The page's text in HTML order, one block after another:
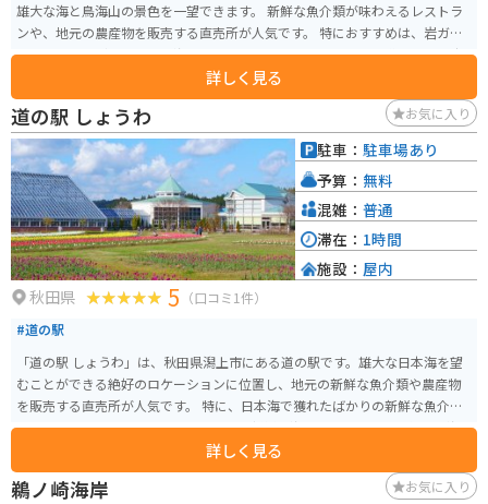
雄大な海と鳥海山の景色を一望できます。 新鮮な魚介類が味わえるレストラ
ンや、地元の農産物を販売する直売所が人気です。 特におすすめは、岩ガキ
やハタハタなどの地元産の海産物です。 バイクで訪れる場合、道の駅には広
い駐車場が完備されているので安心です。 また、日本海沿岸を走る国道7号線
は、景色が美しくツーリングに最適なルートです。 道の駅 てんのうは、秋田
の自然と食を満喫できるスポットです。
詳しく見る
道の駅 しょうわ お気に入り
秋田県 5 （口コミ1件）
#道の駅
「道の駅 しょうわ」は、秋田県潟上市にある道の駅です。雄大な日本海を望
むことができる絶好のロケーションに位置し、地元の新鮮な魚介類や農産物
を販売する直売所が人気です。 特に、日本海で獲れたばかりの新鮮な魚介類
を味わえるレストランはおすすめです。新鮮な海の幸をふんだんに使った海
鮮丼や定食は、訪れる人々を魅了しています。また、地元の農家で採れた新
鮮な野菜や果物も販売しており、お土産にも最適です。 バイクで訪れる場
合、道の駅には広々とした駐車場が完備されているので安心です。日本海沿
詳しく見る
駐車： 駐車場あり
予算： 無料
混雑： 普通
滞在： 1時間
施設： 屋内
鵜ノ崎海岸 お気に入り